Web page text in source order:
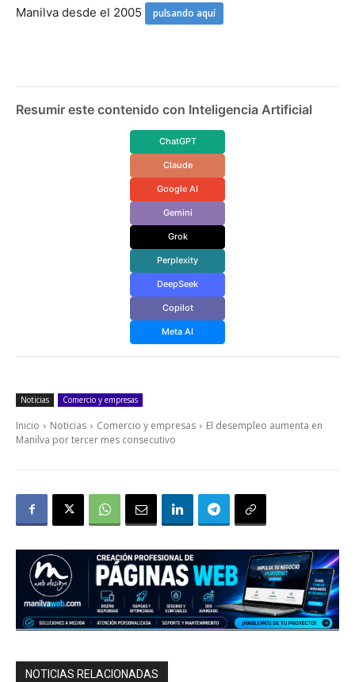
Manilva desde el 2005
pulsando aquí
Resumir este contenido con Inteligencia Artificial
ChatGPT
Claude
Google AI
Gemini
Grok
Perplexity
DeepSeek
Copilot
Meta AI
Noticias Comercio y empresas
Inicio Noticias Comercio y empresas
El desempleo aumenta en
Manilva por tercer mes consecutivo
NOTICIAS RELACIONADAS